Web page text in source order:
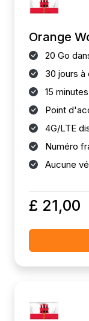
Orange
20 Go
30 jours à
15
Point
4G/LTE
Numéro
Aucune
£ 21,00